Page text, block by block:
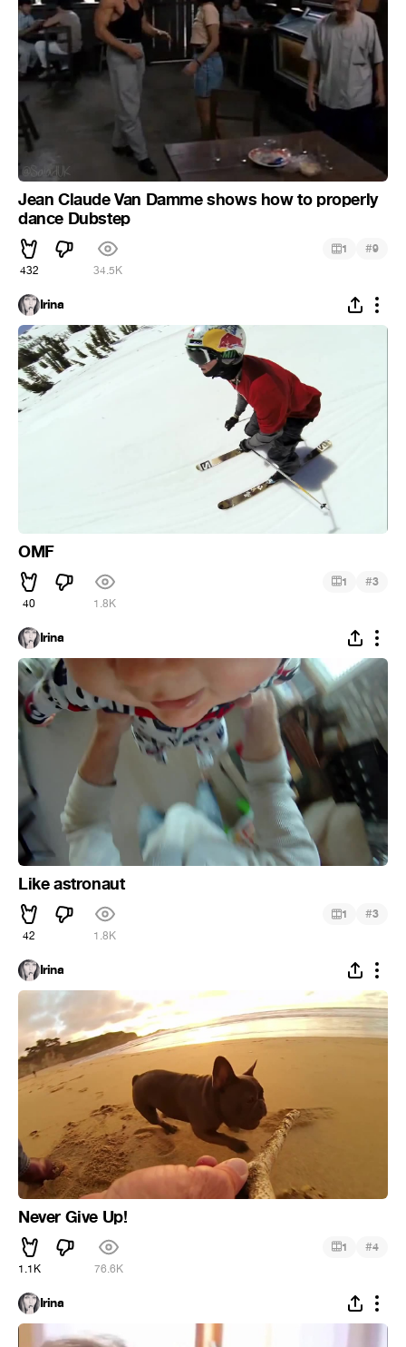
Jean Claude Van Damme shows how to properly
dance Dubstep
432 34.5K
1 #9
Irina
OMF
40 1.8K
1 #3
Irina
Like astronaut
42 1.8K
1 #3
Irina
Never Give Up!
1.1K 76.6K
1 #4
Irina